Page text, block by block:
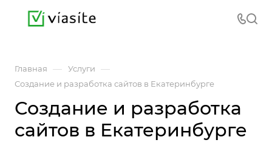
Главная — Услуги —
Создание и разработка сайтов в Екатеринбурге
Создание и разработка
сайтов в Екатеринбурге